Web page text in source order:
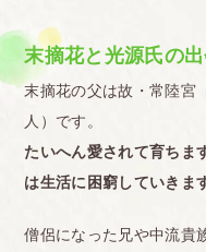
末摘花と光源氏の
末摘花の父は故・常陸宮
人）です。
たいへん愛されて育ちま
は生活に困窮していきま
僧侶になった兄や中流貴